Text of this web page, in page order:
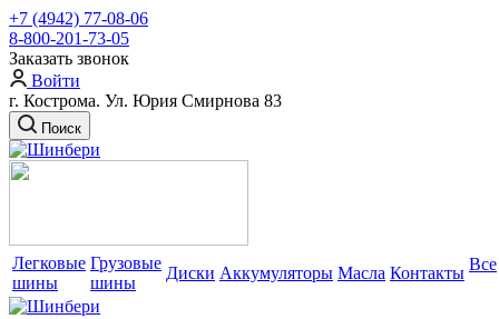
+7 (4942) 77-08-06
8-800-201-73-05
Заказать звонок
Войти
г. Кострома. Ул. Юрия Смирнова 83
Поиск
Легковые
шины
Грузовые
шины
Диски Аккумуляторы Масла Контакты Все